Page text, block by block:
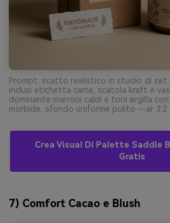
Prompt: scatto realistico in studio di set
inclusi etichetta carta, scatola kraft e
dominante marroni caldi e toni argilla
morbide, sfondo uniforme pulito --ar 3:2
Crea Visual Di Palette Saddle
Gratis
7) Comfort Cacao e Blush